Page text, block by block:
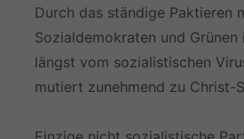
Durch das ständige Paktieren
Sozialdemokraten und Grünen
längst vom sozialistischen
mutiert zunehmend zu Christ-